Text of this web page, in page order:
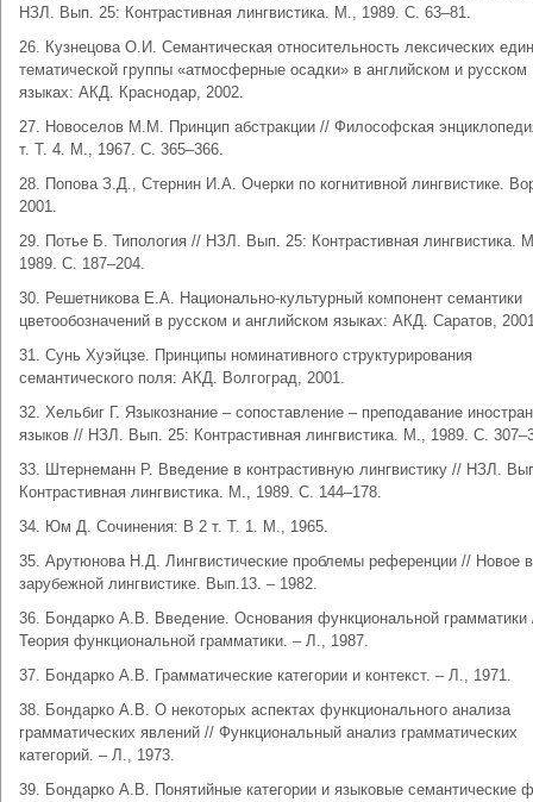
НЗЛ. Вып. 25: Контрастивная лингвистика. М., 1989. С. 63–81.
26. Кузнецова О.И. Семантическая относительность лексических
тематической группы «атмосферные осадки» в английском и русском
языках: АКД. Краснодар, 2002.
27. Новоселов М.М. Принцип абстракции // Философская
т. Т. 4. М., 1967. С. 365–366.
28. Попова З.Д., Стернин И.А. Очерки по когнитивной лингвистике.
2001.
29. Потье Б. Типология // НЗЛ. Вып. 25: Контрастивная лингвистика.
1989. С. 187–204.
30. Решетникова Е.А. Национально-культурный компонент семантики
цветообозначений в русском и английском языках: АКД. Саратов,
31. Сунь Хуэйцзе. Принципы номинативного структурирования
семантического поля: АКД. Волгоград, 2001.
32. Хельбиг Г. Языкознание – сопоставление – преподавание
языков // НЗЛ. Вып. 25: Контрастивная лингвистика. М., 1989. С.
33. Штернеманн Р. Введение в контрастивную лингвистику // НЗЛ.
Контрастивная лингвистика. М., 1989. С. 144–178.
34. Юм Д. Сочинения: В 2 т. Т. 1. М., 1965.
35. Арутюнова Н.Д. Лингвистические проблемы референции // Новое в
зарубежной лингвистике. Вып.13. – 1982.
36. Бондарко А.В. Введение. Основания функциональной грамматики
Теория функциональной грамматики. – Л., 1987.
37. Бондарко А.В. Грамматические категории и контекст. – Л., 1971.
38. Бондарко А.В. О некоторых аспектах функционального анализа
грамматических явлений // Функциональный анализ грамматических
категорий. – Л., 1973.
39. Бондарко А.В. Понятийные категории и языковые семантические